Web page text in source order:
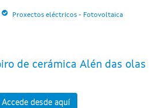
Proxectos eléctricos - Fotovoltaica
de cerámica Alén das olas
Accede desde aquí